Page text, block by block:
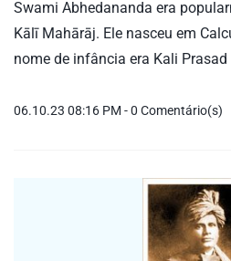
Swami Abhedananda era
Kālī Mahārāj. Ele nasceu em
nome de infância era Kali Prasad
06.10.23 08:16 PM -0 Comentário(s)